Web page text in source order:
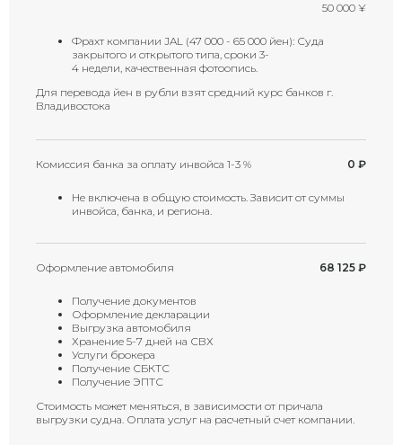
50 000 ¥
Фрахт компании JAL (47 000 - 65 000 йен): Суда
закрытого и открытого типа, сроки 3-
4 недели, качественная фотоопись.
Для перевода йен в рубли взят средний курс банков г.
Владивостока
Комиссия банка за оплату инвойса 1-3 % 0 ₽
Не включена в общую стоимость. Зависит от суммы
инвойса, банка, и региона.
Оформление автомобиля 68 125 ₽
Получение документов
Оформление декларации
Выгрузка автомобиля
Хранение 5-7 дней на СВХ
Услуги брокера
Получение СБКТС
Получение ЭПТС
Стоимость может меняться, в зависимости от причала
выгрузки судна. Оплата услуг на расчетный счет компании.